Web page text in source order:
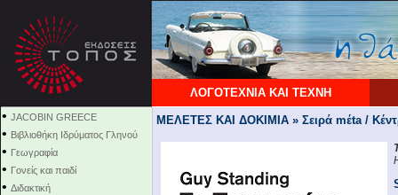
ΛΟΓΟΤΕΧΝΙΑ ΚΑΙ ΤΕΧΝΗ
• JACOBIN GREECE
• Βιβλιοθήκη Ιδρύματος Γληνού
• Γεωγραφία
• Γονείς και παιδί
• Διδακτική
ΜΕΛΕΤΕΣ ΚΑΙ ΔΟΚΙΜΙΑ » Σειρά mέta /